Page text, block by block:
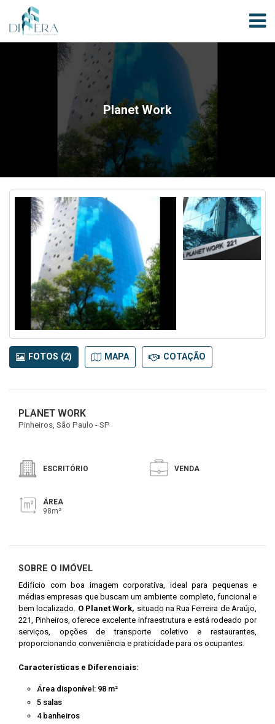
Planet Work
FOTOS (2) MAPA COTAÇÃO
PLANET WORK
Pinheiros, São Paulo - SP
ESCRITÓRIO VENDA
ÁREA
98m²
SOBRE O IMÓVEL
Edifício com boa imagem corporativa, ideal para pequenas e
médias empresas que buscam um ambiente completo, funcional e
bem localizado. O Planet Work, situado na Rua Ferreira de Araújo,
221, Pinheiros, oferece excelente infraestrutura e está rodeado por
serviços, opções de transporte coletivo e restaurantes,
proporcionando conveniência e praticidade para os ocupantes.
Características e Diferenciais:
Área disponível: 98 m²
5 salas
4 banheiros